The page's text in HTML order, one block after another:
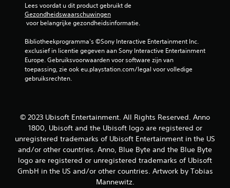
Lees voordat u dit product gebruikt de
Gezondheidswaarschuwingen
voor belangrijke gezondheidsinformatie.
Bibliotheekprogramma's ©Sony Interactive Entertainment Inc.
exclusief in licentie gegeven aan Sony Interactive Entertainment
Europe. Gebruiksvoorwaarden voor software zijn van
toepassing, zie ook eu.playstation.com/legal voor volledige
gebruiksrechten.
© 2023 Ubisoft Entertainment. All Rights Reserved. Anno
1800, Ubisoft and the Ubisoft logo are registered or
unregistered trademarks of Ubisoft Entertainment in the US
and/or other countries. Anno, Blue Byte and the Blue Byte
logo are registered or unregistered trademarks of Ubisoft
GmbH in the US and/or other countries. Artwork by Tobias
Mannewitz.